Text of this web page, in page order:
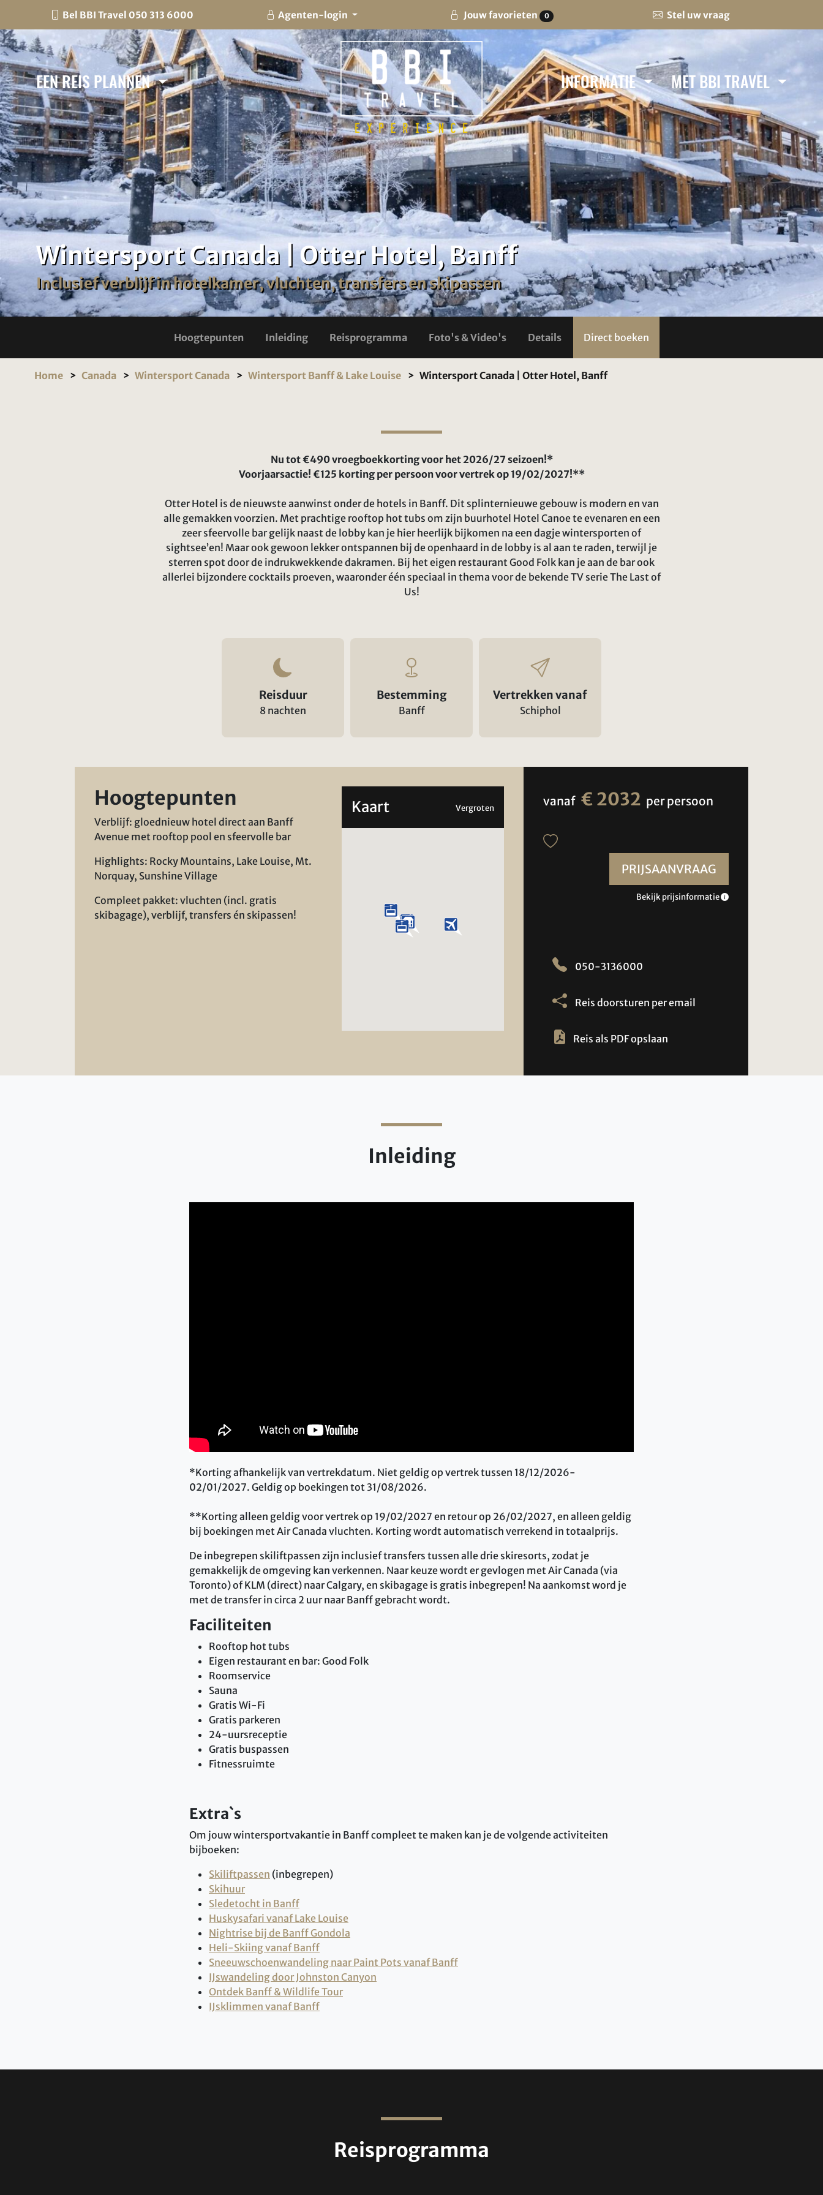
Bel BBI Travel 050 313 6000 Agenten-login Jouw favorieten 0 Stel uw vraag
EEN REIS PLANNEN INFORMATIE MET BBI TRAVEL
Wintersport Canada | Otter Hotel, Banff
Inclusief verblijf in hotelkamer, vluchten, transfers en skipassen
Hoogtepunten Inleiding Reisprogramma Foto's & Video's Details Direct boeken
Home Canada Wintersport Canada Wintersport Banff & Lake Louise Wintersport Canada | Otter Hotel, Banff
Nu tot €490 vroegboekkorting voor het 2026/27 seizoen!*
Voorjaarsactie! €125 korting per persoon voor vertrek op 19/02/2027!**
Otter Hotel is de nieuwste aanwinst onder de hotels in Banff. Dit splinternieuwe gebouw is modern en van
alle gemakken voorzien. Met prachtige rooftop hot tubs om zijn buurhotel Hotel Canoe te evenaren en een
zeer sfeervolle bar gelijk naast de lobby kan je hier heerlijk bijkomen na een dagje wintersporten of
sightsee’en! Maar ook gewoon lekker ontspannen bij de openhaard in de lobby is al aan te raden, terwijl je
sterren spot door de indrukwekkende dakramen. Bij het eigen restaurant Good Folk kan je aan de bar ook
allerlei bijzondere cocktails proeven, waaronder één speciaal in thema voor de bekende TV serie The Last of
Us!
Reisduur
8 nachten
Bestemming
Banff
Vertrekken vanaf
Schiphol
Hoogtepunten
Verblijf: gloednieuw hotel direct aan Banff
Avenue met rooftop pool en sfeervolle bar
Highlights: Rocky Mountains, Lake Louise, Mt.
Norquay, Sunshine Village
Compleet pakket: vluchten (incl. gratis
skibagage), verblijf, transfers én skipassen!
Kaart Vergroten vanaf € 2032 per persoon
PRIJSAANVRAAG
Bekijk prijsinformatie
050-3136000
Reis doorsturen per email
Reis als PDF opslaan
Inleiding
*Korting afhankelijk van vertrekdatum. Niet geldig op vertrek tussen 18/12/2026-
02/01/2027. Geldig op boekingen tot 31/08/2026.
**Korting alleen geldig voor vertrek op 19/02/2027 en retour op 26/02/2027, en alleen geldig
bij boekingen met Air Canada vluchten. Korting wordt automatisch verrekend in totaalprijs.
De inbegrepen skiliftpassen zijn inclusief transfers tussen alle drie skiresorts, zodat je
gemakkelijk de omgeving kan verkennen. Naar keuze wordt er gevlogen met Air Canada (via
Toronto) of KLM (direct) naar Calgary, en skibagage is gratis inbegrepen! Na aankomst word je
met de transfer in circa 2 uur naar Banff gebracht wordt.
Faciliteiten
Rooftop hot tubs
Eigen restaurant en bar: Good Folk
Roomservice
Sauna
Gratis Wi-Fi
Gratis parkeren
24-uursreceptie
Gratis buspassen
Fitnessruimte
Extra`s
Om jouw wintersportvakantie in Banff compleet te maken kan je de volgende activiteiten
bijboeken:
Skiliftpassen (inbegrepen)
Skihuur
Sledetocht in Banff
Huskysafari vanaf Lake Louise
Nightrise bij de Banff Gondola
Heli-Skiing vanaf Banff
Sneeuwschoenwandeling naar Paint Pots vanaf Banff
IJswandeling door Johnston Canyon
Ontdek Banff & Wildlife Tour
IJsklimmen vanaf Banff
Reisprogramma